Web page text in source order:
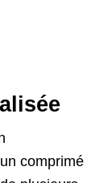
comprimé